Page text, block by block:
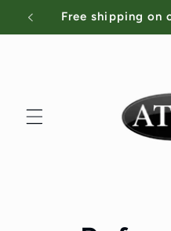
Skip toFree shipping on